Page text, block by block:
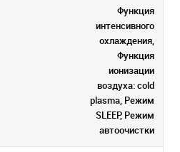
Функция
интенсивного
охлаждения,
Функция
ионизации
воздуха: cold
plasma, Режим
SLEEP, Режим
автоочистки